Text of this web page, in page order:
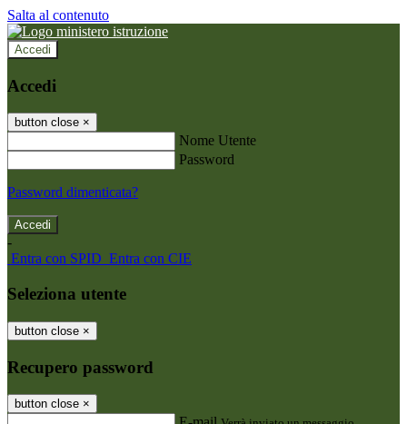
Salta al contenuto
Accedi
Accedi
button close ×
Nome Utente
Password
Password dimenticata?
-
Entra con SPID Entra con CIE
Seleziona utente
button close ×
Recupero password
button close ×